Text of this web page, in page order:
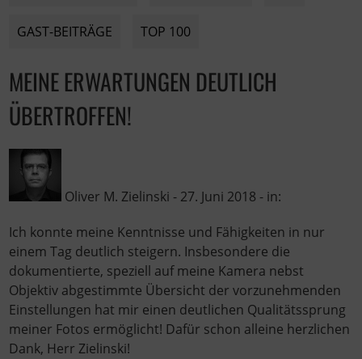
GAST-BEITRÄGE TOP 100
MEINE ERWARTUNGEN DEUTLICH
ÜBERTROFFEN!
Oliver M. Zielinski - 27. Juni 2018 - in:
Ich konnte meine Kenntnisse und Fähigkeiten in nur
einem Tag deutlich steigern. Insbesondere die
dokumentierte, speziell auf meine Kamera nebst
Objektiv abgestimmte Übersicht der vorzunehmenden
Einstellungen hat mir einen deutlichen Qualitätssprung
meiner Fotos ermöglicht! Dafür schon alleine herzlichen
Dank, Herr Zielinski!